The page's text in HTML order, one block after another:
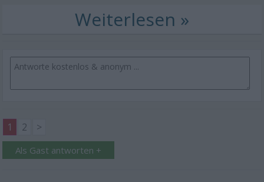
1 2 >
Als Gast antworten +